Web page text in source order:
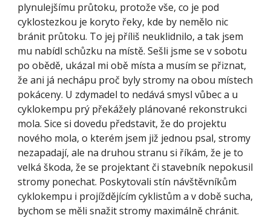
plynulejšímu průtoku, protože vše, co je pod
cyklostezkou je koryto řeky, kde by nemělo nic
bránit průtoku. To jej příliš neuklidnilo, a tak jsem
mu nabídl schůzku na místě. Sešli jsme se v sobotu
po obědě, ukázal mi obě místa a musím se přiznat,
že ani já nechápu proč byly stromy na obou místech
pokáceny. U zdymadel to nedává smysl vůbec a u
cyklokempu prý překážely plánované rekonstrukci
mola. Sice si dovedu představit, že do projektu
nového mola, o kterém jsem již jednou psal, stromy
nezapadají, ale na druhou stranu si říkám, že je to
velká škoda, že se projektant či stavebník nepokusil
stromy ponechat. Poskytovali stín návštěvníkům
cyklokempu i projíždějícím cyklistům a v době sucha,
bychom se měli snažit stromy maximálně chránit.